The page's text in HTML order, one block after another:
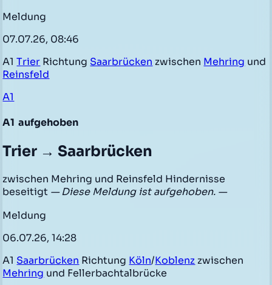
Meldung
07.07.26, 08:46
A1Trier Richtung Saarbrücken zwischen Mehring und
Reinsfeld
A1
A1 aufgehoben
Trier → Saarbrücken
zwischen Mehring und Reinsfeld Hindernisse
beseitigt — Diese Meldung ist aufgehoben. —
Meldung
06.07.26, 14:28
A1 Saarbrücken Richtung Köln/Koblenz zwischen
Mehring und Fellerbachtalbrücke